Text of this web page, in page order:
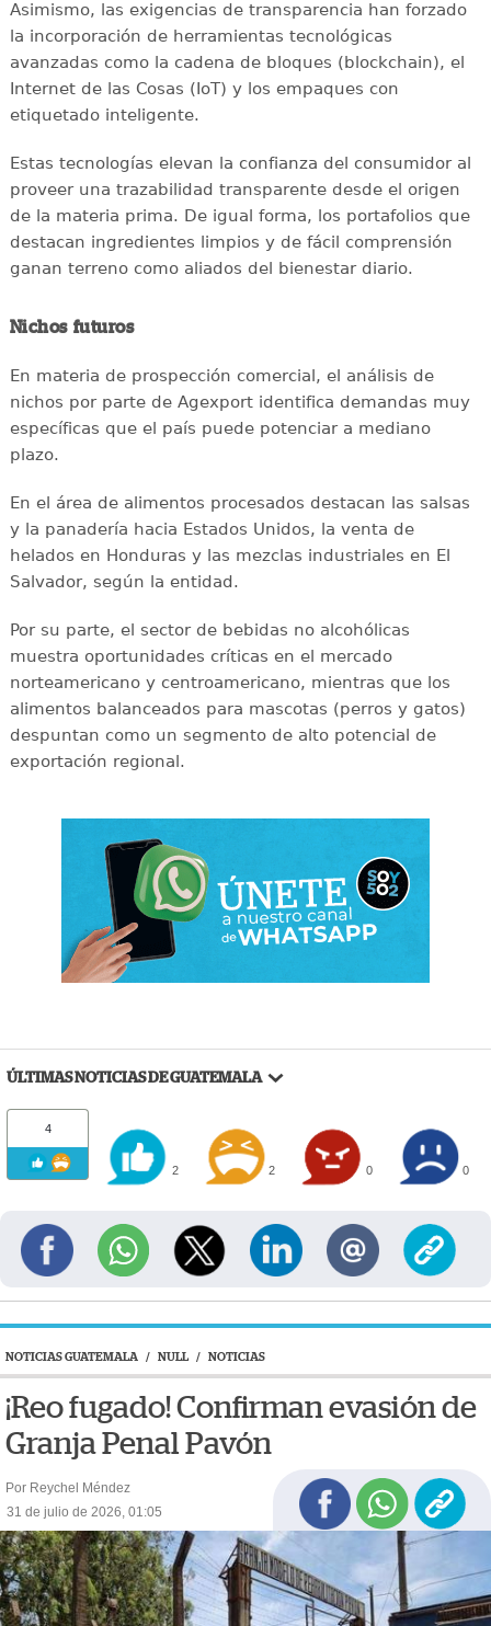
Asimismo, las exigencias de transparencia han forzado
la incorporación de herramientas tecnológicas
avanzadas como la cadena de bloques (blockchain), el
Internet de las Cosas (IoT) y los empaques con
etiquetado inteligente.
Estas tecnologías elevan la confianza del consumidor al
proveer una trazabilidad transparente desde el origen
de la materia prima. De igual forma, los portafolios que
destacan ingredientes limpios y de fácil comprensión
ganan terreno como aliados del bienestar diario.
Nichos futuros
En materia de prospección comercial, el análisis de
nichos por parte de Agexport identifica demandas muy
específicas que el país puede potenciar a mediano
plazo.
En el área de alimentos procesados destacan las salsas
y la panadería hacia Estados Unidos, la venta de
helados en Honduras y las mezclas industriales en El
Salvador, según la entidad.
Por su parte, el sector de bebidas no alcohólicas
muestra oportunidades críticas en el mercado
norteamericano y centroamericano, mientras que los
alimentos balanceados para mascotas (perros y gatos)
despuntan como un segmento de alto potencial de
exportación regional.
ÚLTIMAS NOTICIAS DE GUATEMALA
4
2 2 0 0
NOTICIAS GUATEMALA / NULL / NOTICIAS
¡Reo fugado! Confirman evasión de
Granja Penal Pavón
Por Reychel Méndez
31 de julio de 2026, 01:05